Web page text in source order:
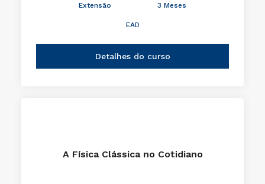
Extensão
3 Meses
EAD
Detalhes do curso
A Física Clássica no Cotidiano